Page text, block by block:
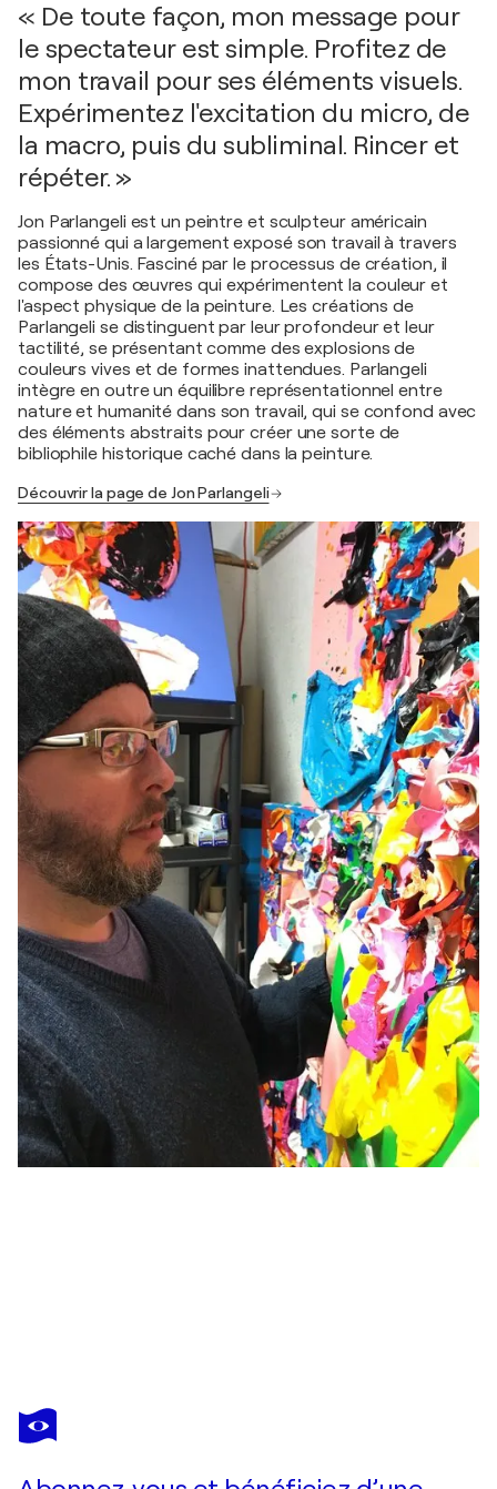
« De toute façon, mon message pour
le spectateur est simple. Profitez de
mon travail pour ses éléments visuels.
Expérimentez l'excitation du micro, de
la macro, puis du subliminal. Rincer et
répéter. »
Jon Parlangeli est un peintre et sculpteur américain
passionné qui a largement exposé son travail à travers
les États-Unis. Fasciné par le processus de création, il
compose des œuvres qui expérimentent la couleur et
l'aspect physique de la peinture. Les créations de
Parlangeli se distinguent par leur profondeur et leur
tactilité, se présentant comme des explosions de
couleurs vives et de formes inattendues. Parlangeli
intègre en outre un équilibre représentationnel entre
nature et humanité dans son travail, qui se confond avec
des éléments abstraits pour créer une sorte de
bibliophile historique caché dans la peinture.
Découvrir la page de Jon Parlangeli
JON
PARLANGELI